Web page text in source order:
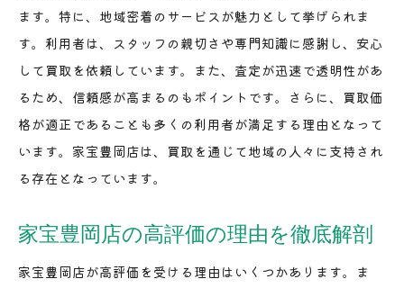
ます。特に、地域密着のサービスが魅力として挙げられま
す。利用者は、スタッフの親切さや専門知識に感謝し、安心
して買取を依頼しています。また、査定が迅速で透明性があ
るため、信頼感が高まるのもポイントです。さらに、買取価
格が適正であることも多くの利用者が満足する理由となって
います。家宝豊岡店は、買取を通じて地域の人々に支持され
る存在となっています。
家宝豊岡店の高評価の理由を徹底解剖
家宝豊岡店が高評価を受ける理由はいくつかあります。ま